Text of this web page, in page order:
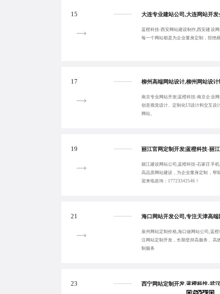
15
蓝橙科技-西安网站建设制作,西安建设
每一个网站都是为企业量身定制，拒绝
17
南京专业网站开发|蓝橙科技-南京企业
创意视觉设计、定制化UI设计和交互设
网站。
19
丽江建设网站公司,蓝橙科技-石家庄手
高品质网站建设，为企业量身定制，帮
迎来电咨询：17723342546！
21
泉州网站定制价格,海口做网站公司,蓝
注网站定制开发，长期坚持高服务、高
制服务
23